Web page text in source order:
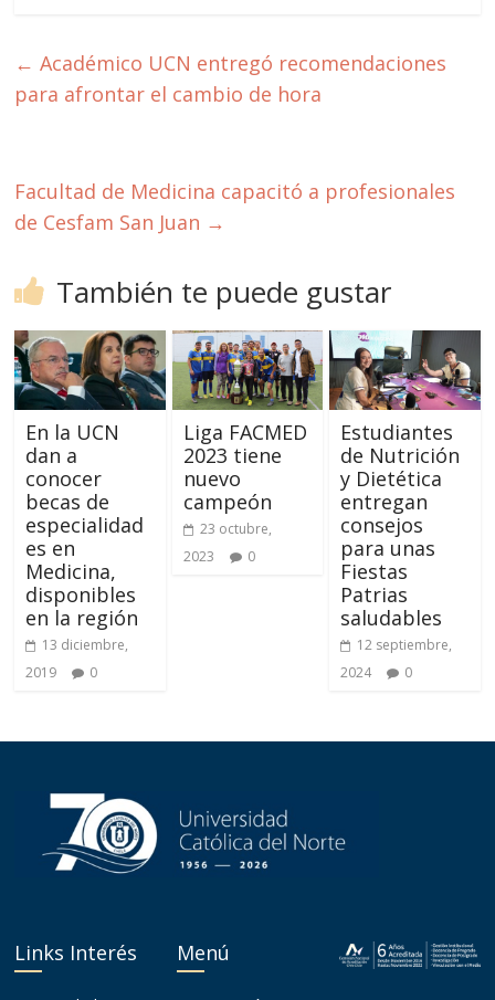
← Académico UCN entregó recomendaciones
para afrontar el cambio de hora
Facultad de Medicina capacitó a profesionales
de Cesfam San Juan →
También te puede gustar
En la UCN
dan a
conocer
becas de
especialidad
es en
Medicina,
disponibles
en la región
13 diciembre,
2019
0
Liga FACMED
2023 tiene
nuevo
campeón
23 octubre,
2023
0
Estudiantes
de Nutrición
y Dietética
entregan
consejos
para unas
Fiestas
Patrias
saludables
12 septiembre,
2024
0
Links Interés Menú